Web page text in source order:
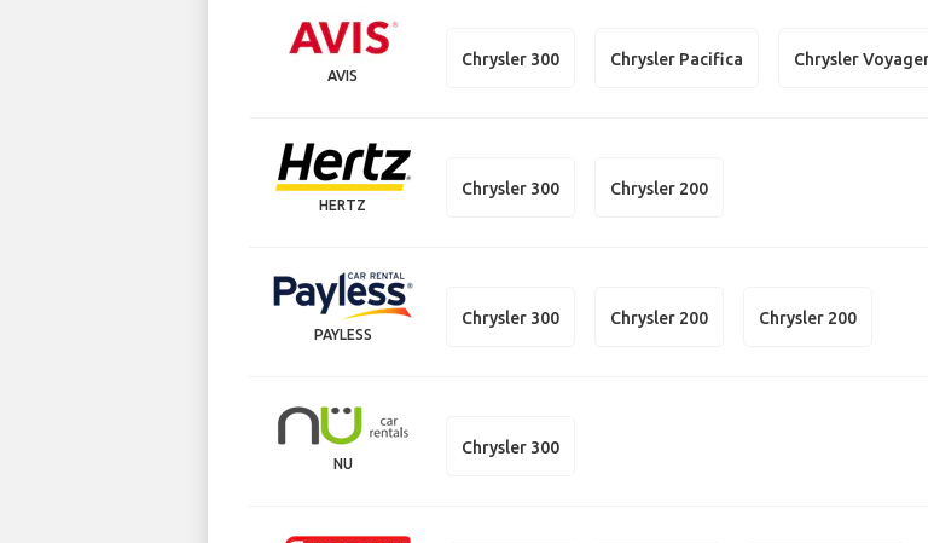
AVIS
Chrysler 300 Chrysler Pacifica Chrysler
HERTZ
Chrysler 300 Chrysler 200
PAYLESS
Chrysler 300 Chrysler 200 Chrysler 200
NU
Chrysler 300